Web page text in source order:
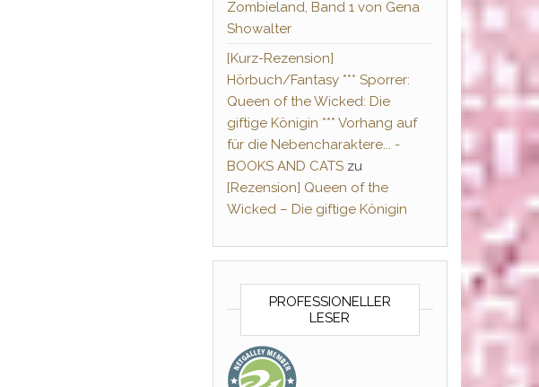
Zombieland, Band 1 von Gena
Showalter
[Kurz-Rezension]
Hörbuch/Fantasy *** Sporrer:
Queen of the Wicked: Die
giftige Königin *** Vorhang auf
für die Nebencharaktere... -
BOOKS AND CATSzu
[Rezension] Queen of the
Wicked – Die giftige Königin
PROFESSIONELLER
LESER